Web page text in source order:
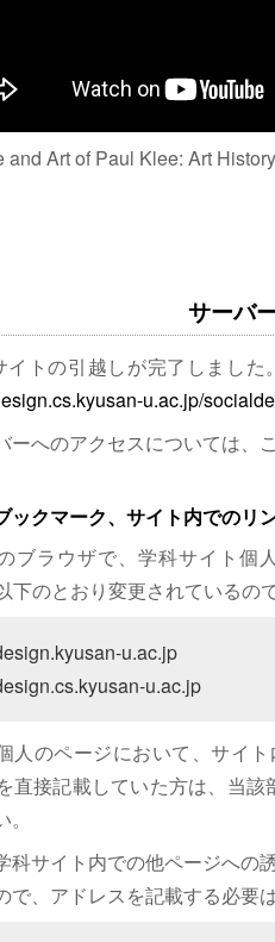
and Art of Paul Klee: Art
サーバ
イトの引越しが完了しました
u.ac.jp/
ーへのアクセスについては、
ックマーク、サイト内でのリ
ブラウザで、学科サイト個
下のとおり変更されているの
u.ac.jp
u.ac.jp
人のページにおいて、サイ
直接記載していた方は、当該
科サイト内での他ページへの
で、アドレスを記載する必要